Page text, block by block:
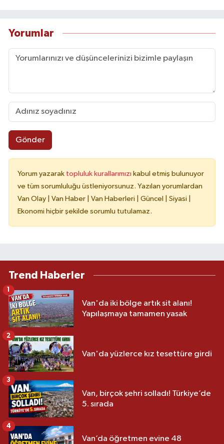
Yorumlar
Gönder
Yorum yazarak topluluk kurallarımızı kabul etmiş bulunuyor
ve tüm sorumluluğu üstleniyorsunuz. Yazılan yorumlardan
Van Olay | Van Haber | Van Haberleri | Güncel | Siyasi |
Ekonomi hiçbir şekilde sorumlu tutulamaz.
Trend Haberler
Van'da iki bölge artık sit alanı!
Yapılaşmaya tamamen yasak
Van'da yüzlerce kız tesettüre girdi
2
Van, birçok şehri solladı! Türkiye’de
5. sırada
3
Van’da öğretmen evine 48
4